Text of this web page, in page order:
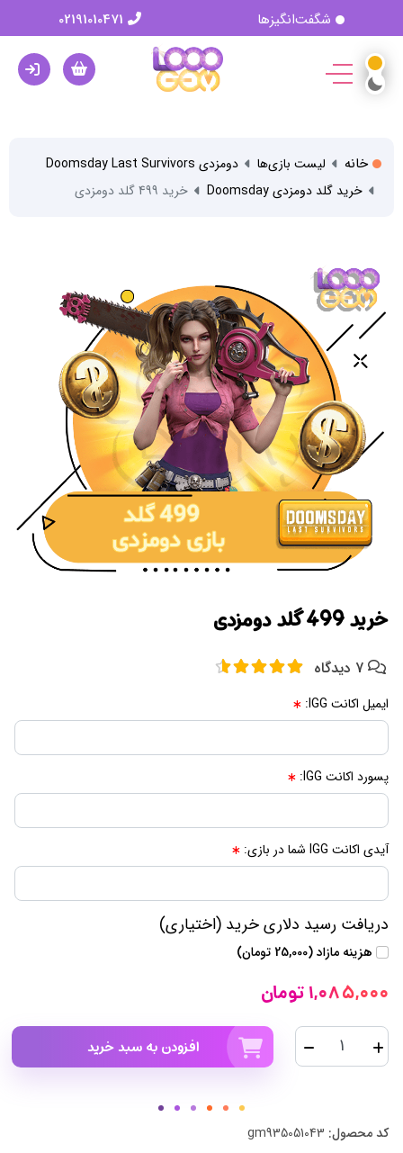
شگفت‌انگیزها
خانه لیست بازی‌ها
دومزدی Doomsday Last Survivors
خرید گلد دومزدی Doomsday
خرید 499 گلد دومزدی
خرید 499 گلد دومزدی
7 دیدگاه
ایمیل اکانت IGG:
پسورد اکانت IGG:
آیدی اکانت IGG شما در بازی:
دریافت رسید دلاری خرید (اختیاری)
هزینه مازاد (25,000 تومان)
1,085,000 تومان
افزودن به سبد خرید
کد محصول: